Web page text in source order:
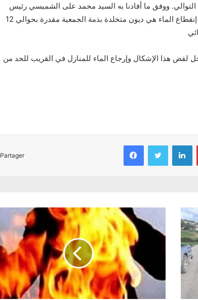
ووفق ما أفادنا به السيد محمد على الشميسي رئيس
الجمعية المائية بالتراميس ان السبب الرئيسي وراء إنقطاع الماء هي ديون متخلدة بذمة الجمعية مقدرة بحوالي 12
لفض هذا الإشكال وإرجاع الماء للمنازل في القريب للحد من
Partager
Facebook Twitter Linkedin